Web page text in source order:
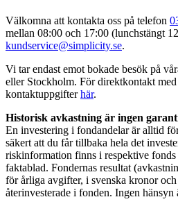
Välkomna att kontakta oss på telefon
mellan 08:00 och 17:00 (lunchstängt
kundservice@simplicity.se.
Vi tar endast emot bokade besök på
eller Stockholm. För direktkontakt med
kontaktuppgifterhär.
Historisk avkastning är ingen
En investering i fondandelar är alltid
säkert att du får tillbaka hela det
riskinformation finns i respektive
faktablad. Fondernas resultat
för årliga avgifter, i svenska kronor
återinvesterade i fonden. Ingen